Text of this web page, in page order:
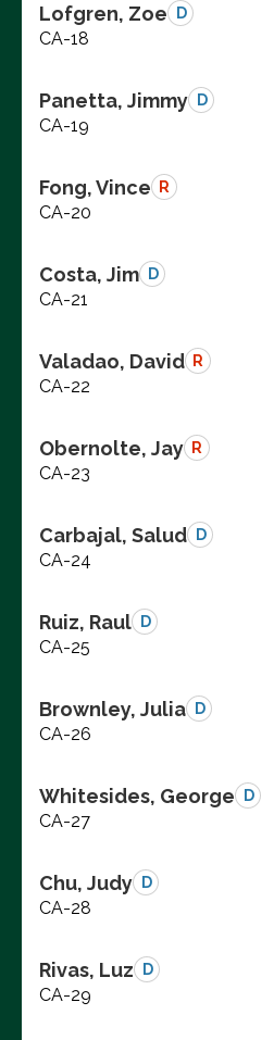
Lofgren, Zoe D
CA-18
Panetta, Jimmy D
CA-19
Fong, Vince R
CA-20
Costa, Jim D
CA-21
Valadao, David R
CA-22
Obernolte, Jay R
CA-23
Carbajal, Salud D
CA-24
Ruiz, Raul D
CA-25
Brownley, Julia D
CA-26
Whitesides, George D
CA-27
Chu, Judy D
CA-28
Rivas, Luz D
CA-29